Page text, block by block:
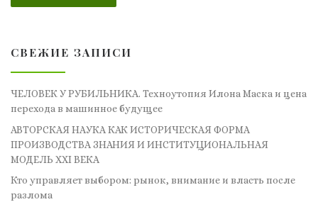
СВЕЖИЕ ЗАПИСИ
ЧЕЛОВЕК У РУБИЛЬНИКА. Техноутопия Илона Маска и цена
перехода в машинное будущее
АВТОРСКАЯ НАУКА КАК ИСТОРИЧЕСКАЯ ФОРМА
ПРОИЗВОДСТВА ЗНАНИЯ И ИНСТИТУЦИОНАЛЬНАЯ
МОДЕЛЬ XXI ВЕКА
Кто управляет выбором: рынок, внимание и власть после
разлома